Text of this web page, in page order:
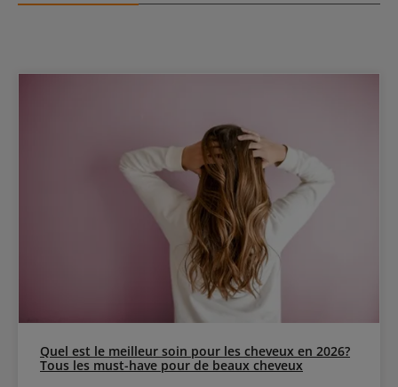
Quel est le meilleur soin pour les cheveux en 2026?
Tous les must-have pour de beaux cheveux